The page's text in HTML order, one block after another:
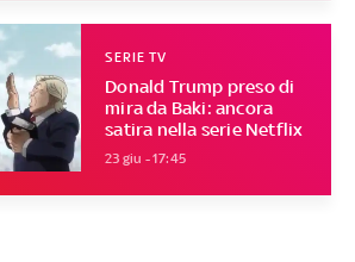
Donald Trump preso di
mira da Baki: ancora
satira nella serie Netflix
SERIE TV
23 giu - 17:45